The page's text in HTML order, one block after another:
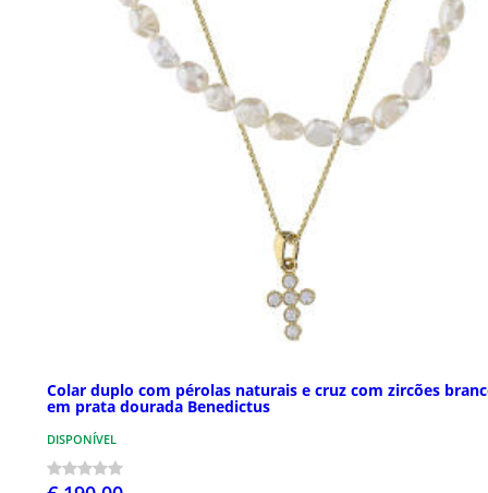
Colar duplo com pérolas naturais e cruz com zircões
em prata dourada Benedictus
DISPONÍVEL